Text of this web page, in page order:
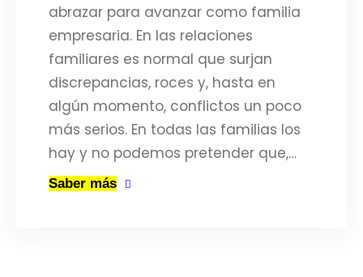
abrazar para avanzar como familia
empresaria. En las relaciones
familiares es normal que surjan
discrepancias, roces y, hasta en
algún momento, conflictos un poco
más serios. En todas las familias los
hay y no podemos pretender que,…
Saber más